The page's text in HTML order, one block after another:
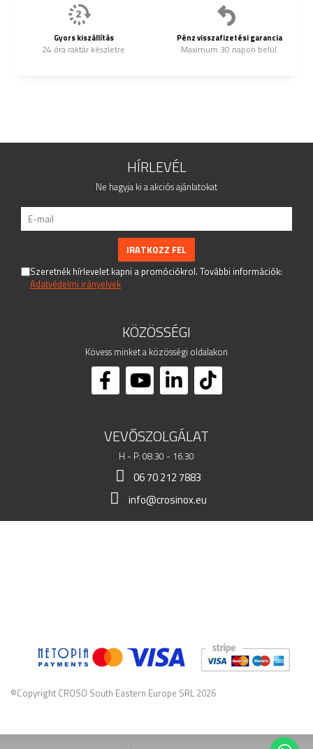
Gyors kiszállítás
24 óra raktár készletre
Pénz visszafizetési garancia
Maximum 30 napon belül.
HÍRLEVÉL
Ne hagyja ki a akciós ajánlatokat
Szeretnék hírlevelet kapni a promóciókrol. További információk:
Adatvédelmi irányelvek
KÖZÖSSÉGI
Kövess minket a közösségi oldalakon
VEVŐSZOLGÁLAT
H - P: 08.30 - 16.30
06 70 212 7883
info@crosinox.eu
©Copyright CROSO South Eastern Europe SRL 2026